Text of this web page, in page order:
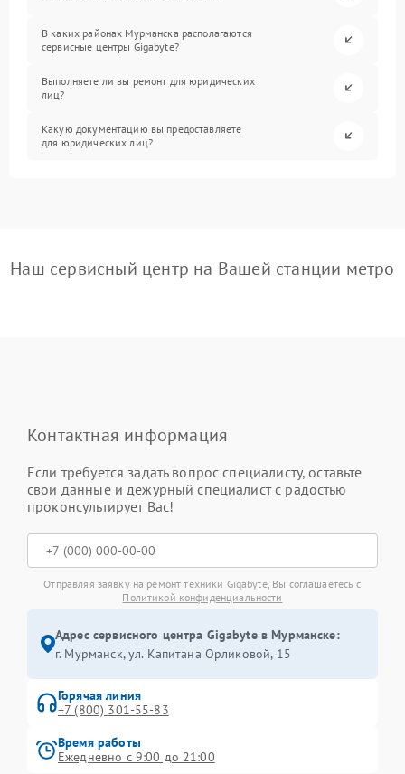
В каких районах Мурманска располагаются
сервисные центры Gigabyte?
Выполняете ли вы ремонт для юридических
лиц?
Какую документацию вы предоставляете
для юридических лиц?
Наш сервисный центр на Вашей станции метро
Контактная информация
Если требуется задать вопрос специалисту, оставьте
свои данные и дежурный специалист с радостью
проконсультирует Вас!
Отправляя заявку на ремонт техники Gigabyte, Вы соглашаетесь с
Политикой конфиденциальности
Адрес сервисного центра Gigabyte в Мурманске:
г. Мурманск, ул. Капитана Орликовой, 15
Горячая линия
+7 (800) 301-55-83
Время работы
Ежедневно с 9:00 до 21:00